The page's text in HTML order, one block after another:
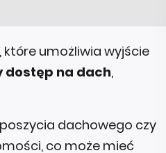
umożliwia wyjście
dostęp na dach,
dachowego czy
co może mieć